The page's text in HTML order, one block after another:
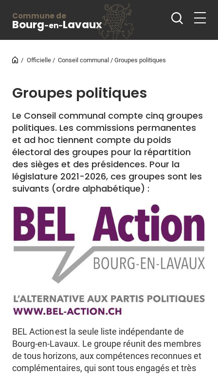
Commune de
Bourg-en-Lavaux
Officielle Conseil communal Groupes politiques
Groupes politiques
Le Conseil communal compte cinq groupes
politiques. Les commissions permanentes
et ad hoc tiennent compte du poids
électoral des groupes pour la répartition
des sièges et des présidences. Pour la
législature 2021-2026, ces groupes sont les
suivants (ordre alphabétique) :
BEL Action est la seule liste indépendante de
Bourg-en-Lavaux. Le groupe réunit des membres
de tous horizons, aux compétences reconnues et
complémentaires, qui sont tous engagés et très